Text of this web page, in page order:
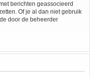
berichten geassocieerd
Of je al dan niet gebruik
door de beheerder